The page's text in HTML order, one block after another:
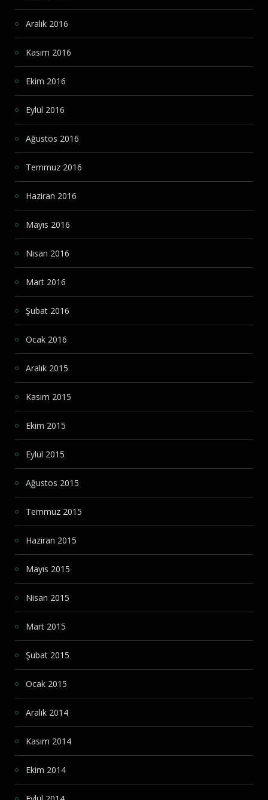
Aralık 2016
Kasım 2016
Ekim 2016
Eylül 2016
Ağustos 2016
Temmuz 2016
Haziran 2016
Mayıs 2016
Nisan 2016
Mart 2016
Şubat 2016
Ocak 2016
Aralık 2015
Kasım 2015
Ekim 2015
Eylül 2015
Ağustos 2015
Temmuz 2015
Haziran 2015
Mayıs 2015
Nisan 2015
Mart 2015
Şubat 2015
Ocak 2015
Aralık 2014
Kasım 2014
Ekim 2014